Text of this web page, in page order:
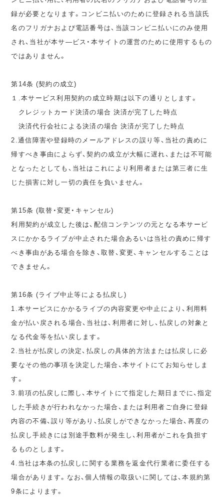
録が必要となります。コンビニ払いのために登録される当該氏
名のフリガナおよび電話番号は、当該コンビニ払いにのみ使用
され、当社が本サ―ビス・本サイトの運営のために使用するもの
ではありません。
第14条 (契約の成立)
１.本サービス利用契約の成立時期は以下の通りとします。
クレジットカード決済の場合 決済が完了した時点
決済代行会社による決済の場合 決済が完了した時点
2.通信障害や登録時のメールアドレスの誤り等、当社の責めに
帰すべき事由によらず、契約の成立が大幅に遅れ、または不可能
となったとしても、当社はこれにより利用者または第三者に生
じた損害に対し一切の責任を負いません。
第15条 (取替・変更・キャンセル)
利用契約が成立した後は、配信コンテンツの元となる本サービ
スにかかるライブが中止された場合あるいは当社の責めに帰す
べき事由がある場合を除き、取替、変更、キャンセルすることは
できません。
第16条 (ライブ中止等による払戻し)
1.本サービスにかかるライブの内容変更や中止により、利用料
金が払い戻される場合、当社は、利用者に対し、払戻しの対象と
なる代金等を払い戻します。
2.当社が払戻しの決定、払戻しの具体的方法または払戻しに必
要なその他の事項を決定した場合、本サイトにてお知らせしま
す。
3.前項の払戻しに際し、本サイトにて指定した期日までに、指定
した手続きが行われなかった場合、または利用者ご自身に登録
内容の不備、誤り等があり、払戻しができなかった場合、再度の
払戻し手続きには別途手数料が発生し、利用者がこれを負担す
るものとします。
4.当社は本条の払戻しに関する業務を返金代行業者に委任する
場合があります。なお、個人情報の取扱いに関しては、本規約第
9条によります。